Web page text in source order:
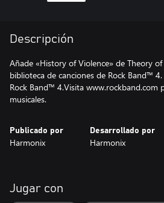
Descripción
Añade «History of Violence» de Theory
biblioteca de canciones de Rock Band™
Rock Band™ 4.Visita www.rockband.com
musicales.
Publicado por
Harmonix
Desarrollado por
Harmonix
Jugar con